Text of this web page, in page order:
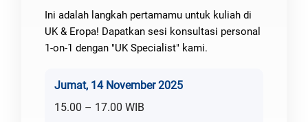
Ini adalah langkah pertamamu untuk kuliah di
UK & Eropa! Dapatkan sesi konsultasi personal
1-on-1 dengan "UK Specialist" kami.
Jumat, 14 November 2025
15.00 – 17.00 WIB